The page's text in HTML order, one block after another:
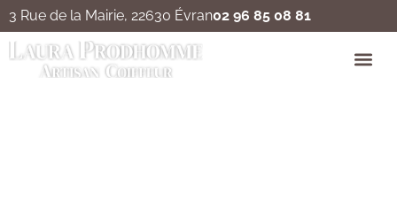
3 Rue de la Mairie, 22630 Évran02 96 85 08 81
Catégorie :